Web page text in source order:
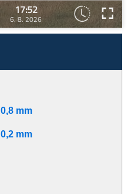
17:52
6. 8. 2026
0,8 mm
0,2 mm